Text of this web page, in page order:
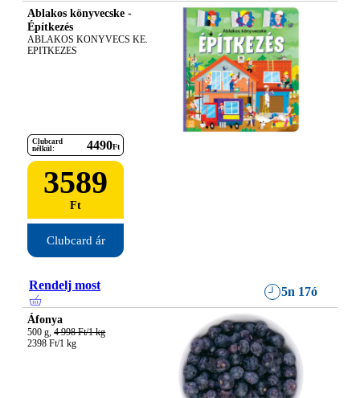
Ablakos könyvecske -
Építkezés
ABLAKOS KONYVECS KE.
EPITKEZES
Clubcard
nélkül:
4490Ft
3589
Ft
Clubcard ár
Rendelj most 5n 17ó
Áfonya
500 g, 4 998 Ft/1 kg
2398 Ft/1 kg